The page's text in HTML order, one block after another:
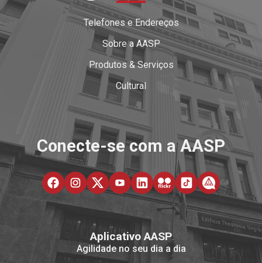
Telefones e Endereços
Sobre a AASP
Produtos & Serviços
Cultural
Conecte-se com a AASP
Aplicativo AASP
Agilidade no seu dia a dia